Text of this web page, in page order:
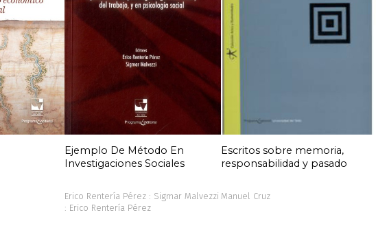
Ejemplo De Método En
Investigaciones Sociales
Erico Rentería Pérez : Sigmar Malvezzi
: Erico Rentería Pérez
Escritos sobre memoria,
responsabilidad y pasado
Manuel Cruz